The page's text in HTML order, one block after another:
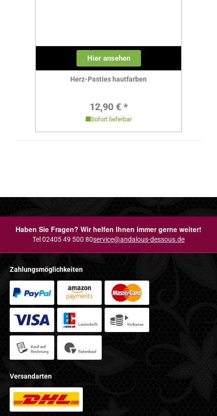
Hier ansehen
Herz-Pasties hautfarben
Regulärer Preis:
12,90 € *
Sofort lieferbar
Haben Sie Fragen? Wir helfen Ihnen immer gerne weiter!
Tel 02405 49 500 80service@andalous-dessous.de
Zahlungsmöglichkeiten
Versandarten